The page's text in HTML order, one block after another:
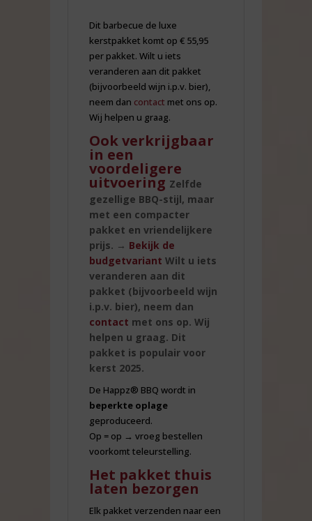
Dit barbecue de luxe
kerstpakket komt op € 55,95
per pakket. Wilt u iets
veranderen aan dit pakket
(bijvoorbeeld wijn i.p.v. bier),
neem dan contact met ons op.
Wij helpen u graag.
Ook verkrijgbaar
in een
voordeligere
uitvoering Zelfde
gezellige BBQ-stijl, maar
met een compacter
pakket en vriendelijkere
prijs. → Bekijk de
budgetvariant Wilt u iets
veranderen aan dit
pakket (bijvoorbeeld wijn
i.p.v. bier), neem dan
contact met ons op. Wij
helpen u graag. Dit
pakket is populair voor
kerst 2025.
De Happz® BBQ wordt in
beperkte oplage
geproduceerd.
Op = op → vroeg bestellen
voorkomt teleurstelling.
Het pakket thuis
laten bezorgen
Elk pakket verzenden naar een